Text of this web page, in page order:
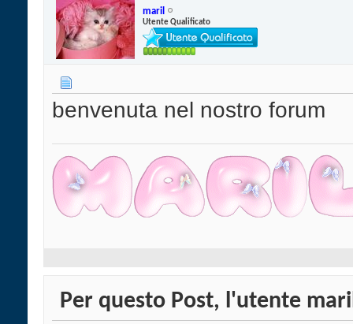
maril
Utente Qualificato
benvenuta nel nostro forum
Per questo Post, l'utente